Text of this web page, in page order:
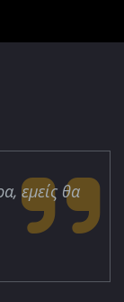
εμείς θα